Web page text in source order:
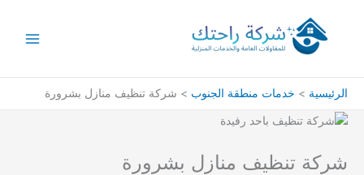
المحتوى
الرئيسية خدمات منطقة الجنوب شركة تنظيف منازل بشرورة
شركة تنظيف منازل بشرورة